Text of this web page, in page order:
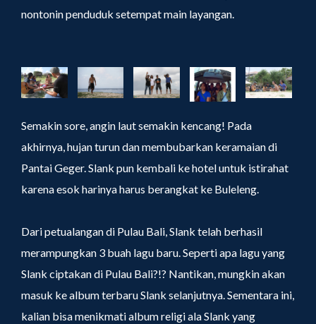
nontonin penduduk setempat main layangan.
Semakin sore, angin laut semakin kencang! Pada
akhirnya, hujan turun dan membubarkan keramaian di
Pantai Geger. Slank pun kembali ke hotel untuk istirahat
karena esok harinya harus berangkat ke Buleleng.
Dari petualangan di Pulau Bali, Slank telah berhasil
merampungkan 3 buah lagu baru. Seperti apa lagu yang
Slank ciptakan di Pulau Bali?!? Nantikan, mungkin akan
masuk ke album terbaru Slank selanjutnya. Sementara ini,
kalian bisa menikmati album religi ala Slank yang